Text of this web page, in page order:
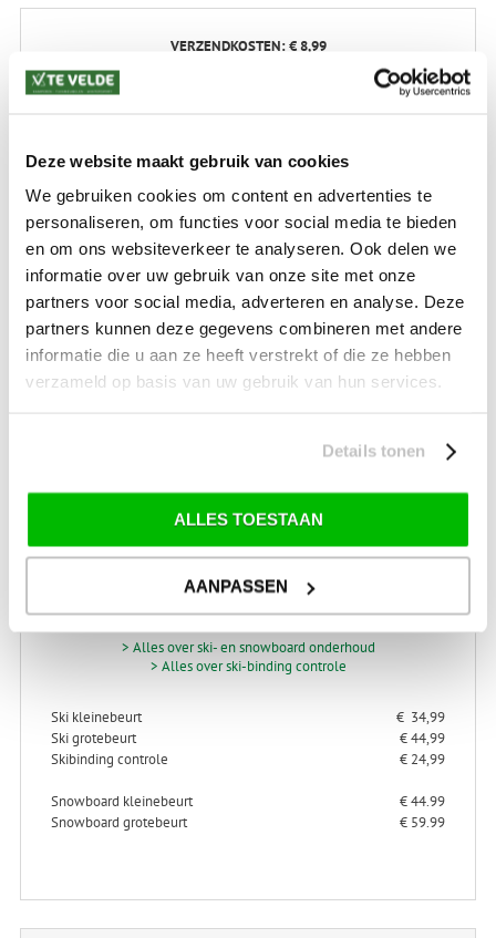
Deze website maakt gebruik van cookies
We gebruiken cookies om content en advertenties te
personaliseren, om functies voor social media te bieden
en om ons websiteverkeer te analyseren. Ook delen we
informatie over uw gebruik van onze site met onze
partners voor social media, adverteren en analyse. Deze
partners kunnen deze gegevens combineren met andere
informatie die u aan ze heeft verstrekt of die ze hebben
verzameld op basis van uw gebruik van hun services.
Details tonen
ALLES TOESTAAN
AANPASSEN
VERZENDKOSTEN: € 8,99
(bij verzending via Pakketdienst tot 10 kg)*
*) Voor grotere pakketverzendingen en bijzondere (buitenland) bestemmingen kunnen
Kijk hier voor de ruilen-retourneren procedure
Waar is ons bedrijf gevestigd?
Drentse Poort 7
Nieuw Buinen (Stadskanaal)
+31 (0) 599-613946
info@tevelde.nl
SKI-SNOWBOARDONDERHOUD
> Alles over ski- en snowboard onderhoud
> Alles over ski-binding controle
Ski kleinebeurt
€ 34,99
Ski grotebeurt
€ 44,99
Skibinding controle
€ 24,99
Snowboard kleinebeurt
€ 44.99
Snowboard grotebeurt
€ 59.99